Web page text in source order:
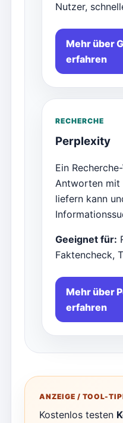
Nutzer,
Mehr über
erfahren
RECHERCHE
Perplexity
Ein
Antworten mit
liefern kann
Geeignet für:
Faktencheck,
Mehr über
erfahren
ANZEIGE / TOOL-
Kostenlos testen